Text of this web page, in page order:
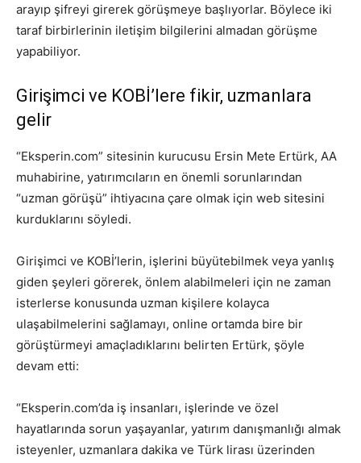
arayıp şifreyi girerek görüşmeye başlıyorlar. Böylece iki
taraf birbirlerinin iletişim bilgilerini almadan görüşme
yapabiliyor.
Girişimci ve KOBİ’lere fikir, uzmanlara
gelir
“Eksperin.com” sitesinin kurucusu Ersin Mete Ertürk, AA
muhabirine, yatırımcıların en önemli sorunlarından
“uzman görüşü” ihtiyacına çare olmak için web sitesini
kurduklarını söyledi.
Girişimci ve KOBİ’lerin, işlerini büyütebilmek veya yanlış
giden şeyleri görerek, önlem alabilmeleri için ne zaman
isterlerse konusunda uzman kişilere kolayca
ulaşabilmelerini sağlamayı, online ortamda bire bir
görüştürmeyi amaçladıklarını belirten Ertürk, şöyle
devam etti:
“Eksperin.com’da iş insanları, işlerinde ve özel
hayatlarında sorun yaşayanlar, yatırım danışmanlığı almak
isteyenler, uzmanlara dakika ve Türk lirası üzerinden